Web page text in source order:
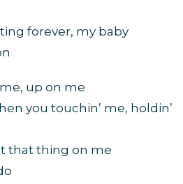
forever, my baby
up on me
you touchin’ me, holdin’
that thing on me